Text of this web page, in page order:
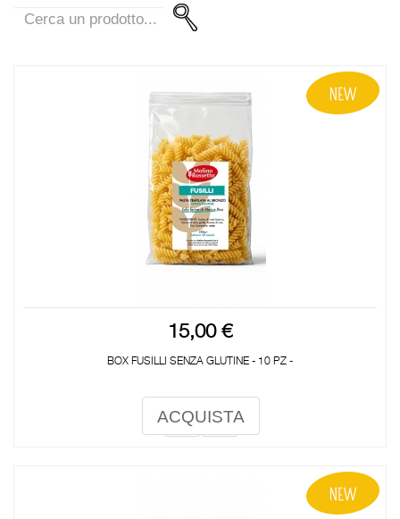
15,00 €
BOX FUSILLI SENZA GLUTINE - 10 PZ -
ACQUISTA